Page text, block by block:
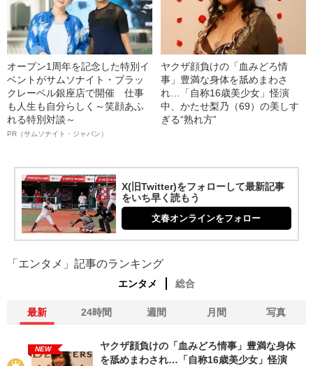
オープン1周年を記念した特別イ
ベントがサムソナイト・ブラッ
クレーベル銀座店で開催 仕事
も人生も自分らしく～笑顔あふ
れる特別対談～
PR（サムソナイト・ジャパン）
ヤクザ顔負けの「血みどろ情
事」豊満な身体を舐めまわさ
れ…「自称16歳美少女」怪演
中、かたせ梨乃（69）の美しす
ぎる“熟れ方”
X(旧Twitter)をフォローして最新記事
をいち早く読もう
文春オンラインをフォロー
「エンタメ」記事のランキング
エンタメ 総合
最新 24時間 週間 月間 写真
NEW
ヤクザ顔負けの「血みどろ情事」豊満な身体
を舐めまわされ…「自称16歳美少女」怪演